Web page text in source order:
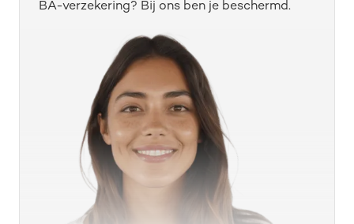
BA-verzekering? Bij ons ben je beschermd.